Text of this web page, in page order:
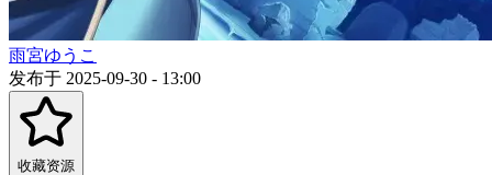
雨宮ゆうこ
发布于 2025-09-30 - 13:00
收藏资源